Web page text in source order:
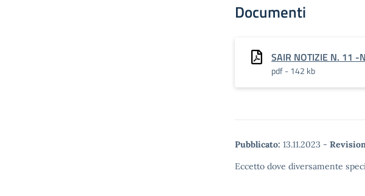
Documenti
SAIR NOTIZIE N. 11 -
pdf - 142 kb
Pubblicato: 13.11.2023 -
Eccetto dove diversamente